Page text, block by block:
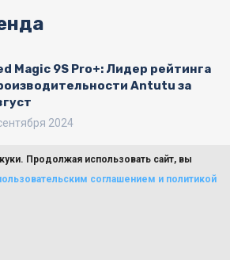
Magic 9S Pro+: Лидер рейтинга
Antutu за
2024
Magic представит два игровых
Продолжая использовать сайт, вы
соглашением и политикой